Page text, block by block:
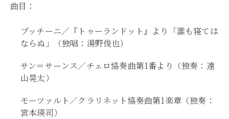
曲目：
プッチーニ／『トゥーランドット』より「誰も寝ては
ならぬ」（独唱：湯野俊也）
サン＝サーンス／チェロ協奏曲第1番より（独奏：遠
山晃太）
モーツァルト／クラリネット協奏曲第1楽章（独奏：
宮本瑛司）